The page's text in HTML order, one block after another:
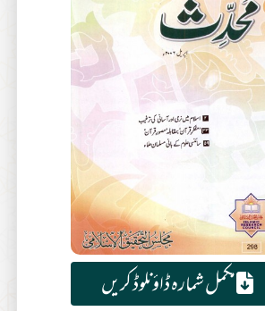
مکمل شمارہ ڈاؤنلوڈ کریں